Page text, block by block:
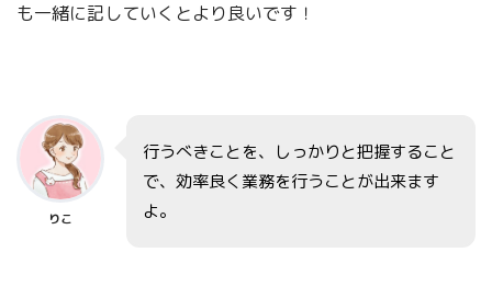
も一緒に記していくとより良いです！
りこ
行うべきことを、しっかりと把握すること
で、効率良く業務を行うことが出来ます
よ。